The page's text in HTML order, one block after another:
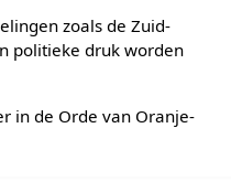
zoals de Zuid-
politieke druk worden
in de Orde van Oranje-